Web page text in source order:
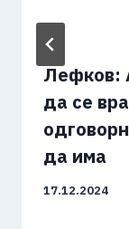
Лефков:
да се
да има
17.12.2024